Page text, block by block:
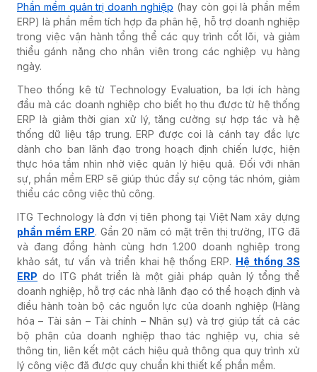
Phần mềm quản trị doanh nghiệp (hay còn gọi là phần mềm
ERP) là phần mềm tích hợp đa phân hệ, hỗ trợ doanh nghiệp
trong việc vận hành tổng thể các quy trình cốt lõi, và giảm
thiểu gánh nặng cho nhân viên trong các nghiệp vụ hàng
ngày.
Theo thống kê từ Technology Evaluation, ba lợi ích hàng
đầu mà các doanh nghiệp cho biết họ thu được từ hệ thống
ERPlà giảm thời gian xử lý, tăng cường sự hợp tác và hệ
thống dữ liệu tập trung. ERP được coi là cánh tay đắc lực
dành cho ban lãnh đạo trong hoạch định chiến lược, hiện
thực hóa tầm nhìn nhờ việc quản lý hiệu quả. Đối với nhân
sự, phần mềm ERP sẽ giúp thúc đẩy sự cộng tác nhóm, giảm
thiểu các công việc thủ công.
ITG Technology là đơn vị tiên phong tại Việt Nam xây dựng
phần mềm ERP. Gần 20 năm có mặt trên thị trường, ITG đã
và đang đồng hành cùng hơn 1.200 doanh nghiệp trong
khảo sát, tư vấn và triển khai hệ thống ERP. Hệ thống 3S
ERP do ITG phát triển là một giải pháp quản lý tổng thể
doanh nghiệp, hỗ trợ các nhà lãnh đạo có thể hoạch định và
điều hành toàn bộ các nguồn lực của doanh nghiệp (Hàng
hóa – Tài sản – Tài chính – Nhân sự) và trợ giúp tất cả các
bộ phận của doanh nghiệp thao tác nghiệp vụ, chia sẻ
thông tin, liên kết một cách hiệu quả thông qua quy trình xử
lý công việc đã được quy chuẩn khi thiết kế phần mềm.